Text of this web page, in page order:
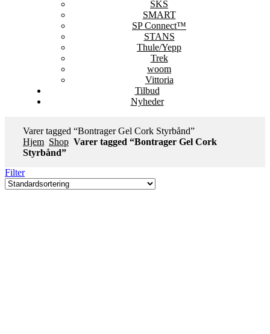
SKS
SMART
SP Connect™
STANS
Thule/Yepp
Trek
woom
Vittoria
Tilbud
Nyheder
Varer tagged “Bontrager Gel Cork Styrbånd”
Hjem Shop Varer tagged “Bontrager Gel Cork
Styrbånd”
Filter